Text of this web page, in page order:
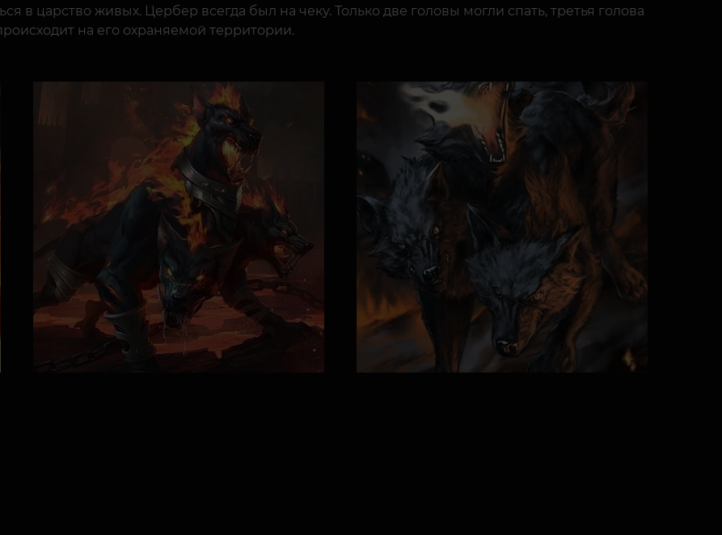
в царство живых. Цербер всегда был на чеку. Только две головы могли спать, третья голова
на его охраняемой территории.